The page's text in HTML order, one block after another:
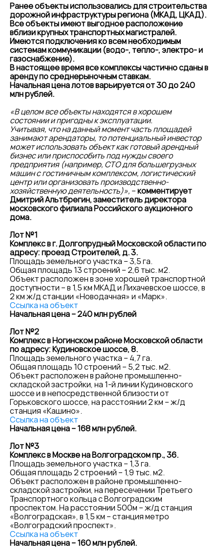
Ранее объекты использовались для строительства
дорожной инфраструктуры региона (МКАД, ЦКАД).
Все объекты имеют выгодное расположение
вблизи крупных транспортных магистралей.
Имеются подключения ко всем необходимым
системам коммуникации (водо-, тепло-, электро- и
газоснабжение).
В настоящее время все комплексы частично сданы в
аренду по среднерыночным ставкам.
Начальная цена лотов варьируется от 30 до 240
млн рублей.
«В целом все объекты находятся в хорошем
состоянии и пригодны к эксплуатации.
Учитывая, что на данный момент часть площадей
занимают арендаторы, то потенциальный инвестор
может использовать объект как готовый арендный
бизнес или приспособить под нужды своего
предприятия (например, СТО для большегрузных
машин с гостиничным комплексом, логистический
центр или организовать производственно-
хозяйственную деятельность)», –комментирует
Дмитрий Альтбрегин, заместитель директора
московского филиала Российского аукционного
дома.
Лот №1
Комплекс в г. Долгопрудный Московской области по
адресу: проезд Строителей, д. 3.
Площадь земельного участка – 3,5 га.
Общая площадь 13 строений – 2,6 тыс. м2.
Объект расположен в зоне хорошей транспортной
доступности – в 1,5 км МКАД и Лихачевское шоссе, в
2 км ж/д станции «Новодачная» и «Марк».
Ссылка на объект
Начальная цена – 240 млн рублей
Лот №2
Комплекс в Ногинском районе Московской области
по адресу: Кудиновское шоссе, 8.
Площадь земельного участка – 4,7 га.
Общая площадь 10 строений – 5,2 тыс. м2.
Объект расположен в районе промышленно-
складской застройки, на 1-й линии Кудиновского
шоссе и в непосредственной близости от
Горьковского шоссе, на расстоянии 2 км – ж/д
станция «Кашино».
Ссылка на объект
Начальная цена – 168 млн рублей.
Лот №3
Комплекс в Москве на Волгоградском пр., 36.
Площадь земельного участка – 1,3 га.
Общая площадь 2 строений – 1,9 тыс. м2.
Объект расположен в районе промышленно-
складской застройки, на пересечении Третьего
Транспортного кольца с Волгоградским
проспектом. На расстоянии 500м – ж/д станция
«Волгоградская», в 1,5 км – станция метро
«Волгоградский проспект».
Ссылка на объект
Начальная цена – 160 млн рублей.